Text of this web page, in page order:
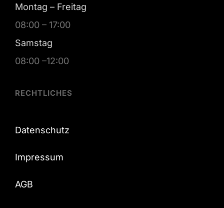
Montag – Freitag
08:00 – 17:00
Samstag
08:00 –12:00
RECHTLICHES
Datenschutz
Impressum
AGB